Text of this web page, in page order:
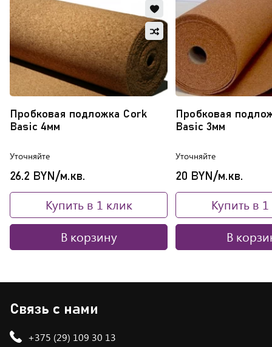
Пробковая подложка Cork
Basic 4мм
Добавить
в
избранное
Обновляю
список...
Добавить
в
сравнение
Уточняйте
26.2 BYN/м.кв.
Купить в 1 клик
В корзину
Пробковая
Basic 3мм
Уточняйте
20 BYN/м.кв.
Купить в
В
Связь с нами
+375 (29) 109 30 13